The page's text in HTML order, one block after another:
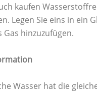
kaufen
Legen Sie eins in ein
Gas hinzuzufügen.
Wasser hat die